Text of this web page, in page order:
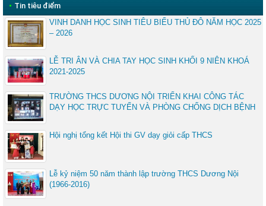
• Tin tiêu điểm
VINH DANH HỌC SINH TIÊU BIỂU THỦ ĐÔ NĂM HỌC 2025
– 2026
LỄ TRI ÂN VÀ CHIA TAY HỌC SINH KHỐI 9 NIÊN KHOÁ
2021-2025
TRƯỜNG THCS DƯƠNG NỘI TRIỂN KHAI CÔNG TÁC
DẠY HỌC TRỰC TUYẾN VÀ PHÒNG CHỐNG DỊCH BỆNH
Hội nghị tổng kết Hội thi GV dạy giỏi cấp THCS
Lễ kỷ niệm 50 năm thành lập trường THCS Dương Nội
(1966-2016)